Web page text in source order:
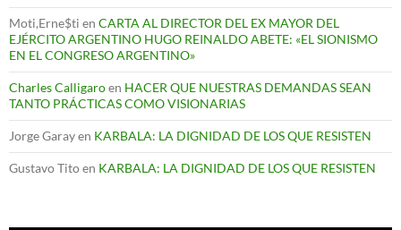
Moti,Erne$ti en CARTA AL DIRECTOR DEL EX MAYOR DEL
EJÉRCITO ARGENTINO HUGO REINALDO ABETE: «EL SIONISMO
EN EL CONGRESO ARGENTINO»
Charles Calligaroen HACER QUE NUESTRAS DEMANDAS SEAN
TANTO PRÁCTICAS COMO VISIONARIAS
Jorge Garayen KARBALA: LA DIGNIDAD DE LOS QUE RESISTEN
Gustavo Titoen KARBALA: LA DIGNIDAD DE LOS QUE RESISTEN